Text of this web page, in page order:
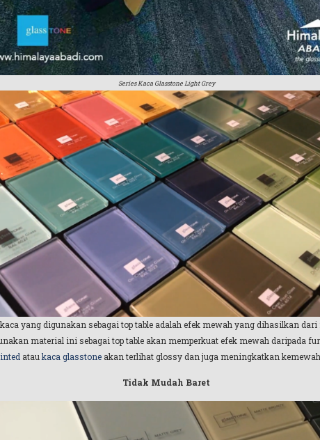
Series Kaca Glasstone Light Grey
yang digunakan sebagai top table adalah efek mewah yang dihasilkan
material ini sebagai top table akan memperkuat efek mewah daripada
atau kaca glasstone akan terlihat glossy dan juga meningkatkan
Tidak Mudah Baret